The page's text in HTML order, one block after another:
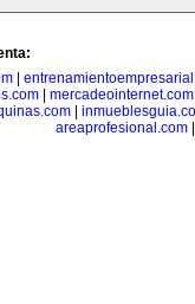
|
mercadeointernet.com
|
areaprofesional.com